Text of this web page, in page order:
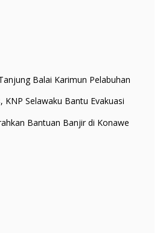
Balai Karimun Pelabuhan
KNP Selawaku Bantu Evakuasi
Bantuan Banjir di Konawe